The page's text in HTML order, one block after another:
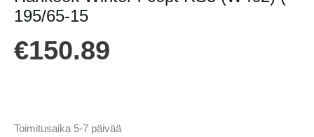
195/65-15
€150.89
Toimitusaika 5-7 päivää